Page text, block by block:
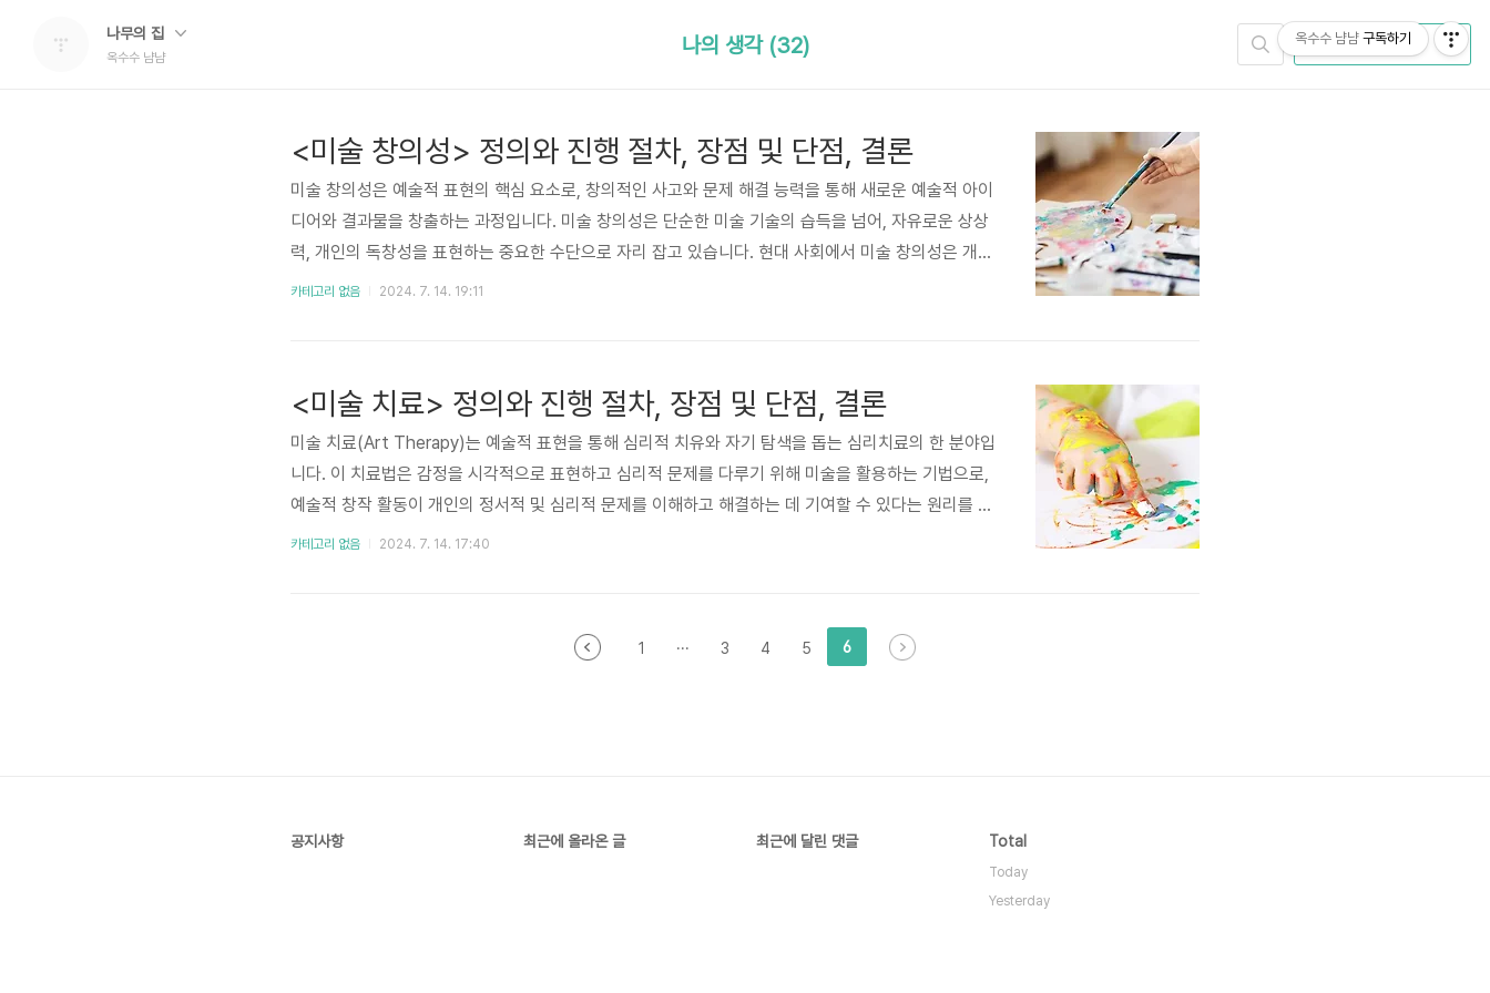
나무의 집
옥수수 냠냠
CATEGORY
나의 생각 (32)
<미술 창의성> 정의와 진행 절차, 장점 및 단점, 결론
미술 창의성은 예술적 표현의 핵심 요소로, 창의적인 사고와 문제 해결 능력을 통해 새로운 예술적 아이
디어와 결과물을 창출하는 과정입니다. 미술 창의성은 단순한 미술 기술의 습득을 넘어, 자유로운 상상
력, 개인의 독창성을 표현하는 중요한 수단으로 자리 잡고 있습니다. 현대 사회에서 미술 창의성은 개인
의 정서적 표현, 문제 해결 능력, 문화적 발달에 기여하며, 예술 교육과 치료, 그리고 직업적 분야에서도
미합니다. 이..
카테고리 없음 2024. 7. 14. 19:11
<미술 치료> 정의와 진행 절차, 장점 및 단점, 결론
미술 치료(Art Therapy)는 예술적 표현을 통해 심리적 치유와 자기 탐색을 돕는 심리치료의 한 분야입
니다. 이 치료법은 감정을 시각적으로 표현하고 심리적 문제를 다루기 위해 미술을 활용하는 기법으로,
예술적 창작 활동이 개인의 정서적 및 심리적 문제를 이해하고 해결하는 데 기여할 수 있다는 원리를 바
탕으로 합니다. 미술 치료는 정신 건강 전문가들이 다양한 정신적, 정서적 문제를 다루는 데 도움을 주며,
리적 문제를 다루고 치유를 이루는 심리치료 기법입니다. 이는 심리적 안정을 돕고, 내면의 감정을 시..
카테고리 없음 2024. 7. 14. 17:40
1 ··· 3 4 5 6
공지사항 최근에 올라온 글 최근에 달린 댓글 Total
Today
Yesterday
옥수수 냠냠 구독하기